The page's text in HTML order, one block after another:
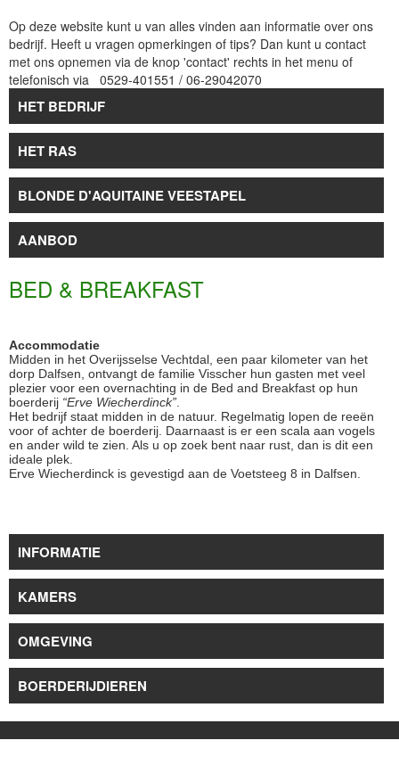
Op deze website kunt u van alles vinden aan informatie over ons
bedrijf. Heeft u vragen opmerkingen of tips? Dan kunt u contact
met ons opnemen via de knop 'contact' rechts in het menu of
telefonisch via 0529-401551 / 06-29042070
HET BEDRIJF
HET RAS
BLONDE D'AQUITAINE VEESTAPEL
AANBOD
BED & BREAKFAST
Accommodatie
Midden in het Overijsselse Vechtdal, een paar kilometer van het
dorp Dalfsen, ontvangt de familie Visscher hun gasten met veel
plezier voor een overnachting in de Bed and Breakfast op hun
boerderij “Erve Wiecherdinck”
Het bedrijf staat midden in de natuur. Regelmatig lopen de reeën
voor of achter de boerderij. Daarnaast is er een scala aan vogels
en ander wild te zien. Als u op zoek bent naar rust, dan is dit een
ideale plek.
Erve Wiecherdinck is gevestigd aan de Voetsteeg 8 in Dalfsen.
INFORMATIE
KAMERS
OMGEVING
BOERDERIJDIEREN